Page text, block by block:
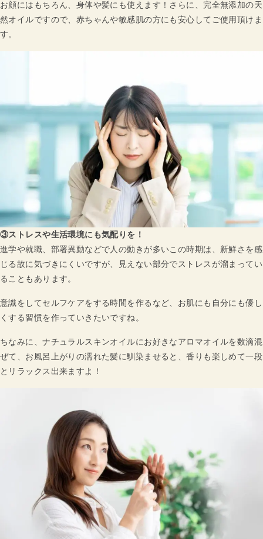
お顔にはもちろん、身体や髪にも使えます！さらに、完全無添加の天
然オイルですので、赤ちゃんや敏感肌の方にも安心してご使用頂けま
す。
③ストレスや生活環境にも気配りを！
進学や就職、部署異動などで人の動きが多いこの時期は、新鮮さを感
じる故に気づきにくいですが、見えない部分でストレスが溜まってい
ることもあります。
意識をしてセルフケアをする時間を作るなど、お肌にも自分にも優し
くする習慣を作っていきたいですね。
ちなみに、ナチュラルスキンオイルにお好きなアロマオイルを数滴混
ぜて、お風呂上がりの濡れた髪に馴染ませると、香りも楽しめて一段
とリラックス出来ますよ！